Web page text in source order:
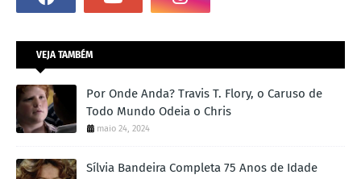
VEJA TAMBÉM
Por Onde Anda? Travis T. Flory, o Caruso de
Todo Mundo Odeia o Chris
maio 24, 2024
Sílvia Bandeira Completa 75 Anos de Idade